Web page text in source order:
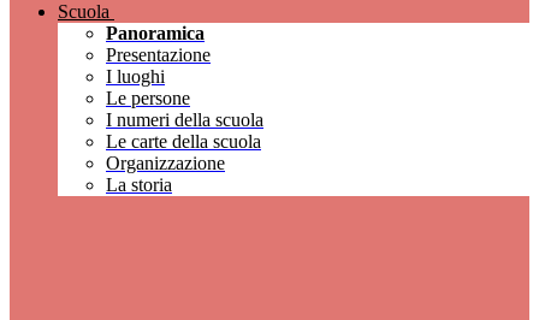
Scuola
Panoramica
Presentazione
I luoghi
Le persone
I numeri della scuola
Le carte della scuola
Organizzazione
La storia